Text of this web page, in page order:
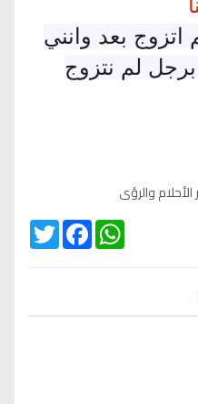
اتزوج بعد وانني
لم نتزوج
والرؤى
Twitter
FacebookWhatsApp